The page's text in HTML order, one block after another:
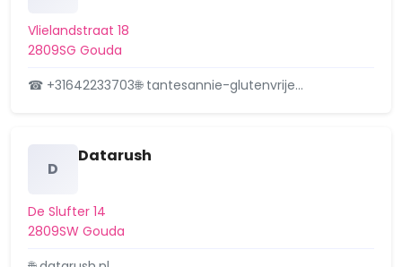
Vlielandstraat 18
2809SG Gouda
☎ +31642233703🌐 tantesannie-glutenvrije…
D
Datarush
De Slufter 14
2809SW Gouda